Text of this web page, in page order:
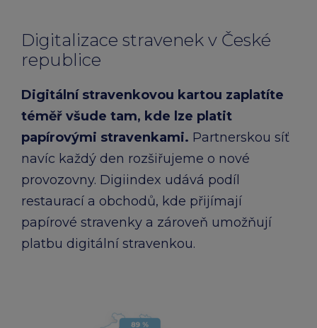
Digitalizace stravenek v České
republice
Digitální stravenkovou kartou zaplatíte
téměř všude tam, kde lze platit
papírovými stravenkami. Partnerskou síť
navíc každý den rozšiřujeme o nové
provozovny. Digiindex udává podíl
restaurací a obchodů, kde přijímají
papírové stravenky a zároveň umožňují
platbu digitální stravenkou.